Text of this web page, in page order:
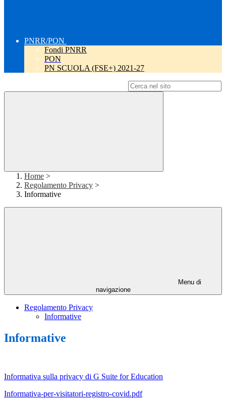
PNRR/PON
Fondi PNRR
PON
PN SCUOLA (FSE+) 2021-27
Home >
Regolamento Privacy >
Informative
Menu di
navigazione
Regolamento Privacy
Informative
Informative
Informativa sulla privacy di G Suite for Education
Informativa-per-visitatori-registro-covid.pdf